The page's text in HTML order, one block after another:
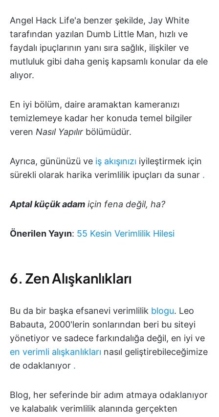
Angel Hack Life'a benzer şekilde, Jay White
tarafından yazılan Dumb Little Man, hızlı ve
faydalı ipuçlarının yanı sıra sağlık, ilişkiler ve
mutluluk gibi daha geniş kapsamlı konular da ele
alıyor.
En iyi bölüm, daire aramaktan kameranızı
temizlemeye kadar her konuda temel bilgiler
veren Nasıl Yapılır bölümüdür.
Ayrıca, gününüzü ve iş akışınızı iyileştirmek için
sürekli olarak harika verimlilik ipuçları da sunar .
Aptal küçük adam için fena değil, ha?
Önerilen Yayın: 55 Kesin Verimlilik Hilesi
6. Zen Alışkanlıkları
Bu da bir başka efsanevi verimlilik blogu. Leo
Babauta, 2000'lerin sonlarından beri bu siteyi
yönetiyor ve sadece farkındalığa değil, en iyi ve
en verimli alışkanlıkları nasıl geliştirebileceğimize
de odaklanıyor .
Blog, her seferinde bir adım atmaya odaklanıyor
ve kalabalık verimlilik alanında gerçekten